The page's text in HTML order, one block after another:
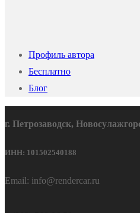
Профиль автора
Бесплатно
Блог
г. Петрозаводск,
ИНН: 101502540188
Email: info@rendercar.ru